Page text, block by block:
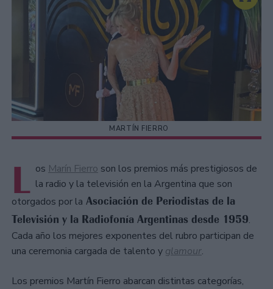
MARTÍN FIERRO
L os Marín Fierro son los premios más prestigiosos de
la radio y la televisión en la Argentina que son
otorgados por la Asociación de Periodistas de la
Televisión y la Radiofonía Argentinas desde 1959.
Cada año los mejores exponentes del rubro participan de
una ceremonia cargada de talento y glamour.
Los premios Martín Fierro abarcan distintas categorías,